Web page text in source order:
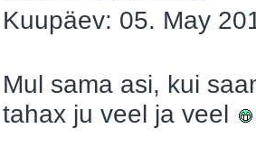
Kuupäev: 05. May
Mul sama asi, kui
tahax ju veel ja veel